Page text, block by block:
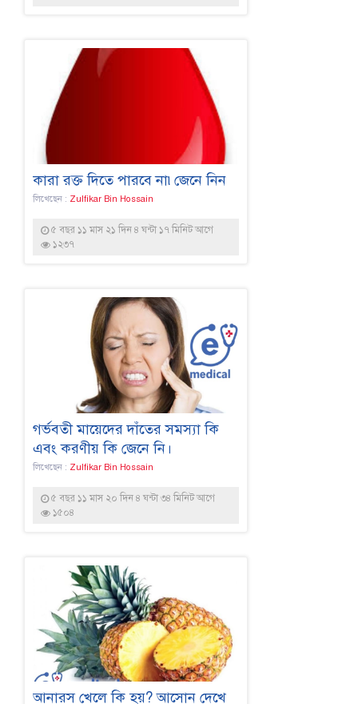
কারা রক্ত দিতে পারবে না৷জেনে নিন
লিখেছেন : Zulfikar Bin Hossain
৫ বছর ১১ মাস ২১ দিন ৪ ঘন্টা ১৭ মিনিট আগে
১২৩৭
গর্ভবতী মায়েদের দাঁতের সমস্যা কি
এবং করণীয় কি জেনে নি।
লিখেছেন : Zulfikar Bin Hossain
৫ বছর ১১ মাস ২০ দিন ৪ ঘন্টা ৩৪ মিনিট আগে
১৫০৪
আনারস খেলে কি হয়? আসোন দেখে